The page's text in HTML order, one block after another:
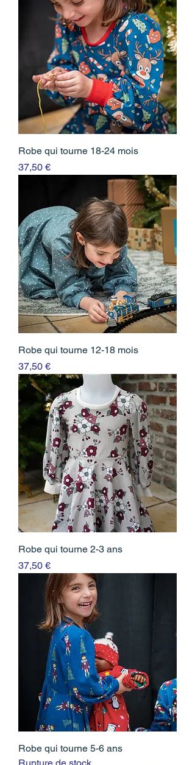
Robe qui tourne 18-24 mois
Prix
37,50 €
Robe qui tourne 12-18 mois
Prix
37,50 €
Robe qui tourne 2-3 ans
Prix
37,50 €
Robe qui tourne 5-6 ans
Rupture de stock